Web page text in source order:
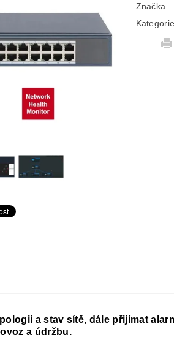
Značka
Kategorie
a stav sítě, dále přijímat
a údržbu.